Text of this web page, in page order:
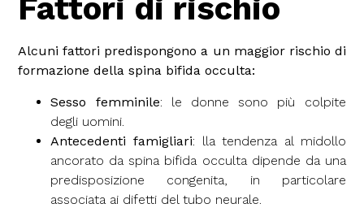
Fattori di rischio
Alcuni fattori predispongono a un maggior rischio di
formazione della spina bifida occulta:
Sesso femminile: le donne sono più colpite
degli uomini.
Antecedenti famigliari: lla tendenza al midollo
ancorato da spina bifida occulta dipende da una
predisposizione congenita, in particolare
associata ai difetti del tubo neurale.